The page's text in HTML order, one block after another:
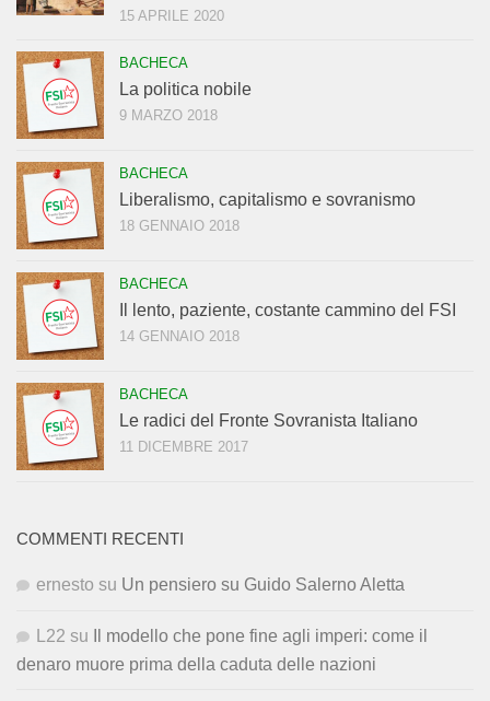
15 APRILE 2020
BACHECA
La politica nobile
9 MARZO 2018
BACHECA
Liberalismo, capitalismo e sovranismo
18 GENNAIO 2018
BACHECA
Il lento, paziente, costante cammino del FSI
14 GENNAIO 2018
BACHECA
Le radici del Fronte Sovranista Italiano
11 DICEMBRE 2017
COMMENTI RECENTI
ernesto su Un pensiero su Guido Salerno Aletta
L22 su
Il modello che pone fine agli imperi: come il
denaro muore prima della caduta delle nazioni